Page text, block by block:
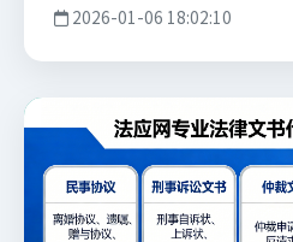
2026-01-06 18:02:10